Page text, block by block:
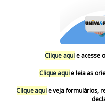
Clique aquie acesse
Clique aquie leia as
Clique aquie veja formulários,